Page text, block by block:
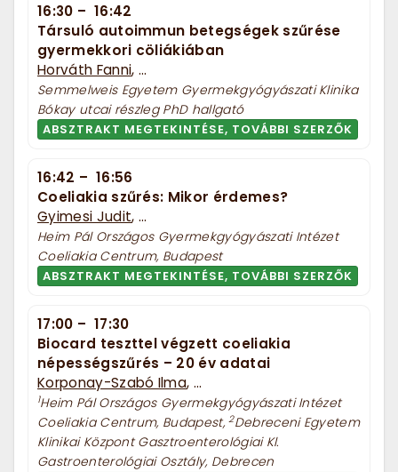
16:30 – 16:42
Társuló autoimmun betegségek szűrése
gyermekkori cöliákiában
Horváth Fanni, ...
Semmelweis Egyetem Gyermekgyógyászati Klinika
Bókay utcai részleg PhD hallgató
ABSZTRAKT MEGTEKINTÉSE, TOVÁBBI SZERZŐK
16:42 – 16:56
Coeliakia szűrés: Mikor érdemes?
Gyimesi Judit, ...
Heim Pál Országos Gyermekgyógyászati Intézet
Coeliakia Centrum, Budapest
ABSZTRAKT MEGTEKINTÉSE, TOVÁBBI SZERZŐK
17:00 – 17:30
Biocard teszttel végzett coeliakia
népességszűrés – 20 év adatai
Korponay-Szabó Ilma, ...
1Heim Pál Országos Gyermekgyógyászati Intézet
Coeliakia Centrum, Budapest,2Debreceni Egyetem
Klinikai Központ Gasztroenterológiai Kl.
Gastroenterológiai Osztály, Debrecen